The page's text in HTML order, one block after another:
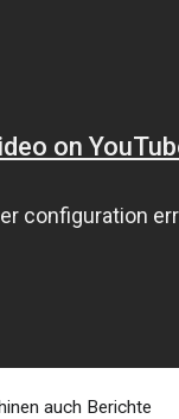
auch Berichte